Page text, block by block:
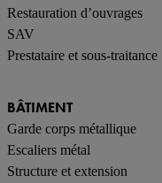
Restauration d’ouvrages
SAV
Prestataire et sous-traitance
BÂTIMENT
Garde corps métallique
Escaliers métal
Structure et extension